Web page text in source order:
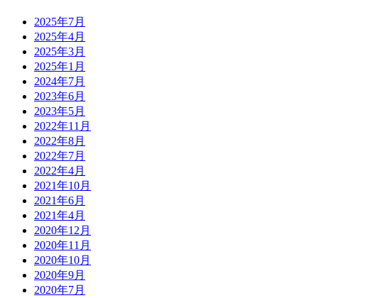
2025年7月
2025年4月
2025年3月
2025年1月
2024年7月
2023年6月
2023年5月
2022年11月
2022年8月
2022年7月
2022年4月
2021年10月
2021年6月
2021年4月
2020年12月
2020年11月
2020年10月
2020年9月
2020年7月